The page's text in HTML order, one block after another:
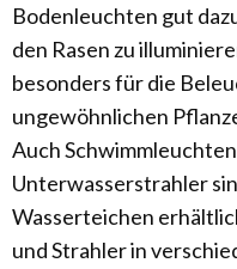
Bodenleuchten gut
den Rasen zu
besonders für die
ungewöhnlichen
Auch
Unterwasserstrahler
Wasserteichen
und Strahler in